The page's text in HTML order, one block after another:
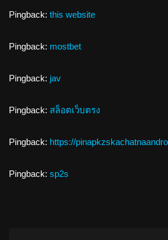
Pingback: this website
Pingback: mostbet
Pingback: jav
Pingback: สล็อตเว็บตรง
Pingback: https://
Pingback: sp2s